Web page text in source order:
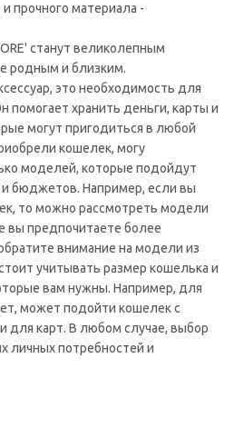
прочного материала -
станут великолепным
родным и близким.
это необходимость для
помогает хранить деньги, карты и
могут пригодиться в любой
кошелек, могу
моделей, которые подойдут
бюджетов. Например, если вы
то можно рассмотреть модели
вы предпочитаете более
внимание на модели из
учитывать размер кошелька и
вам нужны. Например, для
может подойти кошелек с
для карт. В любом случае, выбор
личных потребностей и